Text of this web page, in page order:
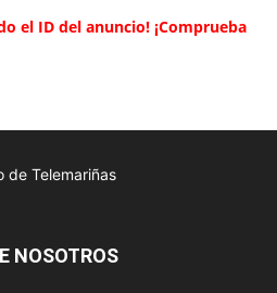
el ID del anuncio! ¡Comprueba
NOSOTROS